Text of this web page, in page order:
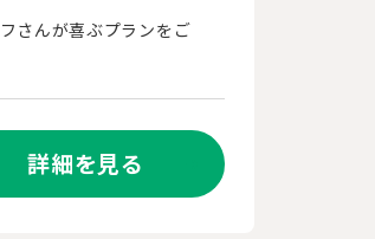
さんが喜ぶプランをご
詳細を見る